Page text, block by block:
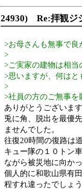
24930) Re:拝観ジ
>お母さんも無事で良
>
>ご実家の建物は相当
>思いますが、何はと
>
>社員の方のご無事を
ありがとうございます
兎に角、脱出を最優
ませんでした。
往復20時間の復路は
キュー隊の１０トン
ながら被災地に向か
個人的に和歌山県有
程すれ違ったでしょ